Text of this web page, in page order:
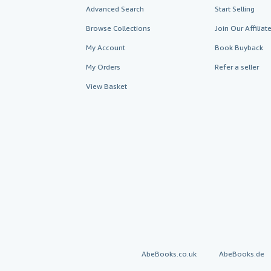
Advanced Search
Browse Collections
My Account
My Orders
View Basket
Start Selling
Join Our
Book Buyback
Refer a seller
AbeBooks.co.uk AbeBooks.de